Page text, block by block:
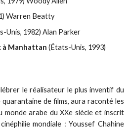
Warren Beatty
Unis, 1982) Alan Parker
Manhattan (États-Unis, 1993)
le réalisateur le plus inventif du
quarantaine de films, aura raconté les
monde arabe du XXe siècle et inscrit
mondiale : Youssef Chahine